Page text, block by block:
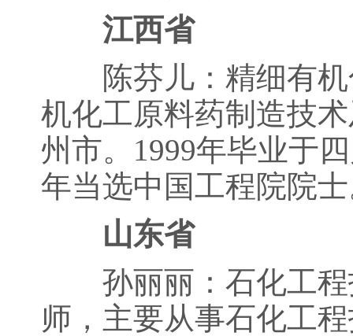
江西省
陈芬儿：精细有机
机化工原料药制造技
州市。1999年毕业于
年当选中国工程院院
山东省
孙丽丽：石化工程
师，主要从事石化工